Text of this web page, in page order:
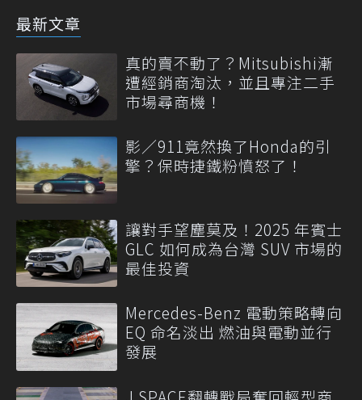
最新文章
真的賣不動了？Mitsubishi漸
遭經銷商淘汰，並且專注二手
市場尋商機！
影／911竟然換了Honda的引
擎？保時捷鐵粉憤怒了！
讓對手望塵莫及！2025 年賓士
GLC 如何成為台灣 SUV 市場的
最佳投資
Mercedes-Benz 電動策略轉向
EQ 命名淡出 燃油與電動並行
發展